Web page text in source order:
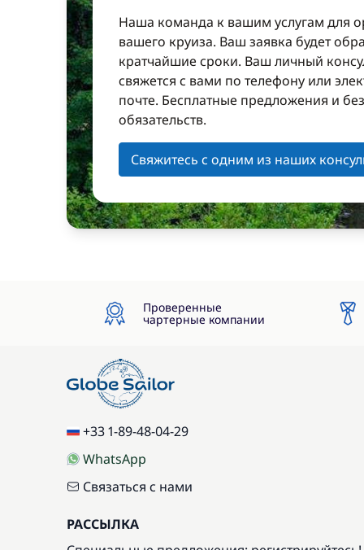
Наша команда к вашим услугам для
вашего круиза. Ваш заявка будет
кратчайшие сроки. Ваш личный
свяжется с вами по телефону или
почте. Бесплатные предложения и без
обязательств.
Свяжитесь с одним из наших
Проверенные
чартерные компании
+33 1-89-48-04-29
WhatsApp
Связаться с нами
РАССЫЛКА